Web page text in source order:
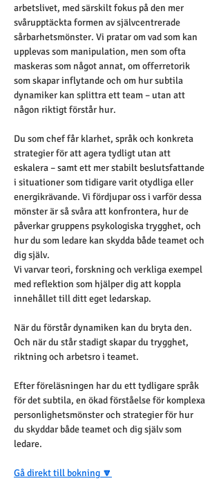
arbetslivet, med särskilt fokus på den mer
svårupptäckta formen av självcentrerade
sårbarhetsmönster. Vi pratar om vad som kan
upplevas som manipulation, men som ofta
maskeras som något annat, om offerretorik
som skapar inflytande och om hur subtila
dynamiker kan splittra ett team – utan att
någon riktigt förstår hur.
Du som chef får klarhet, språk och konkreta
strategier för att agera tydligt utan att
eskalera – samt ett mer stabilt beslutsfattande
i situationer som tidigare varit otydliga eller
energikrävande. Vi fördjupar oss i varför dessa
mönster är så svåra att konfrontera, hur de
påverkar gruppens psykologiska trygghet, och
hur du som ledare kan skydda både teamet och
dig själv.
Vi varvar teori, forskning och verkliga exempel
med reflektion som hjälper dig att koppla
innehållet till ditt eget ledarskap.
När du förstår dynamiken kan du bryta den.
Och när du står stadigt skapar du trygghet,
riktning och arbetsro i teamet.
Efter föreläsningen har du ett tydligare språk
för det subtila, en ökad förståelse för komplexa
personlighetsmönster och strategier för hur
du skyddar både teamet och dig själv som
ledare.
Gå direkt till bokning 🔽